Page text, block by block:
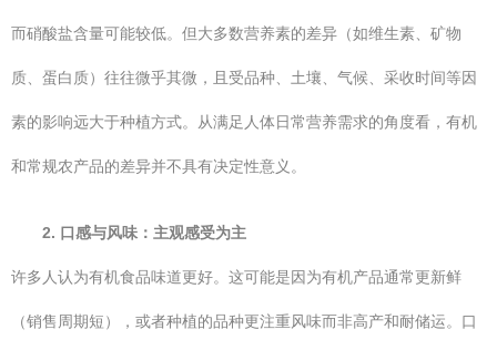
而硝酸盐含量可能较低。但大多数营养素的差异（如维生素、矿物
质、蛋白质）往往微乎其微，且受品种、土壤、气候、采收时间等因
素的影响远大于种植方式。从满足人体日常营养需求的角度看，有机
和常规农产品的差异并不具有决定性意义。
2. 口感与风味：主观感受为主
许多人认为有机食品味道更好。这可能是因为有机产品通常更新鲜
（销售周期短），或者种植的品种更注重风味而非高产和耐储运。口